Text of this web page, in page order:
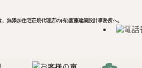
無添加住宅正規代理店の(有)嘉藤建築設計事務所へ。